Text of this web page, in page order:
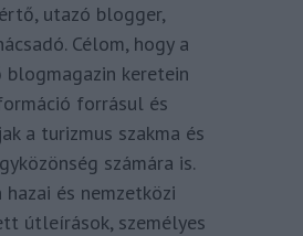
utazó blogger,
Célom, hogy a
blogmagazin keretein
forrásul és
a turizmus szakma és
számára is.
hazai és nemzetközi
útleírások, személyes